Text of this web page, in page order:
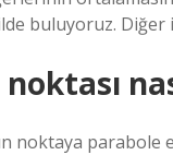
buluyoruz.
noktaya parabole